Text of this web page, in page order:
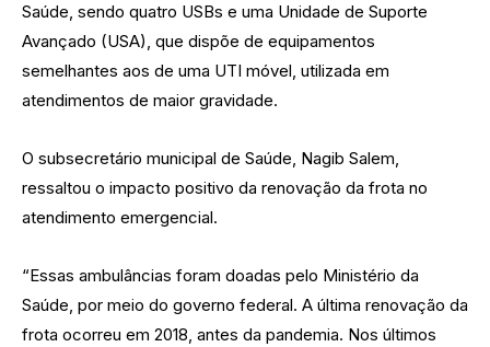
Saúde, sendo quatro USBs e uma Unidade de Suporte
Avançado (USA), que dispõe de equipamentos
semelhantes aos de uma UTI móvel, utilizada em
atendimentos de maior gravidade.
O subsecretário municipal de Saúde, Nagib Salem,
ressaltou o impacto positivo da renovação da frota no
atendimento emergencial.
“Essas ambulâncias foram doadas pelo Ministério da
Saúde, por meio do governo federal. A última renovação da
frota ocorreu em 2018, antes da pandemia. Nos últimos